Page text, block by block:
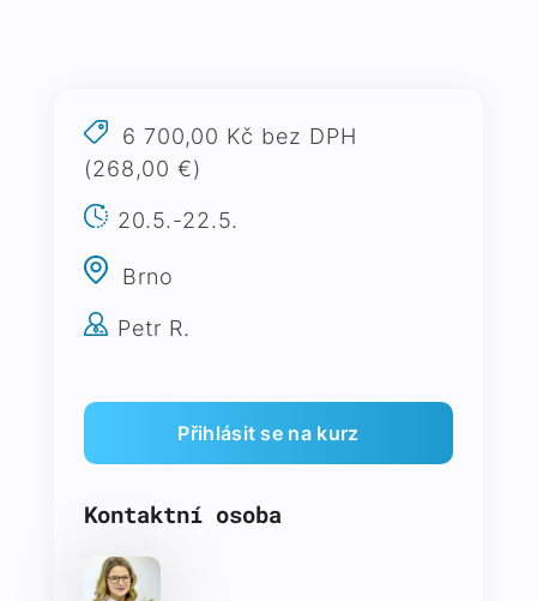
6 700,00 Kč bez DPH
(268,00 €)
20.5.-22.5.
Brno
Petr R.
Kontaktní osoba